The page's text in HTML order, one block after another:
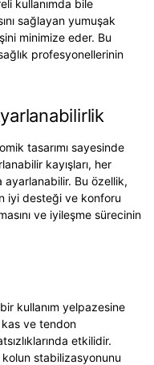
kullanımda bile
sağlayan yumuşak
minimize eder. Bu
profesyonellerinin
tasarımı sayesinde
kayışları, her
ayarlanabilir. Bu özellik,
iyi desteği ve konforu
ve iyileşme sürecinin
kullanım yelpazesine
kas ve tendon
etkilidir.
kolun stabilizasyonunu